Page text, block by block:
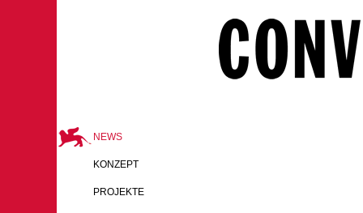
NEWS
KONZEPT
PROJEKTE